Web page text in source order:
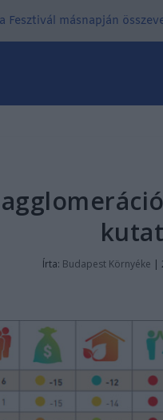
Fesztivál másnapján
Írta: Budapest Környéke |